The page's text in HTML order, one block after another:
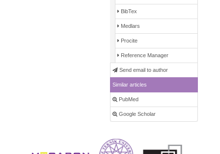
BibTex
Medlars
Procite
Reference Manager
Send email to author
Similar articles
PubMed
Google Scholar